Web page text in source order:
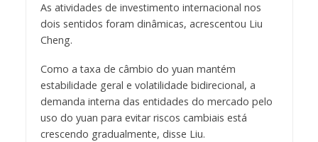
As atividades de investimento internacional nos
dois sentidos foram dinâmicas, acrescentou Liu
Cheng.
Como a taxa de câmbio do yuan mantém
estabilidade geral e volatilidade bidirecional, a
demanda interna das entidades do mercado pelo
uso do yuan para evitar riscos cambiais está
crescendo gradualmente, disse Liu.